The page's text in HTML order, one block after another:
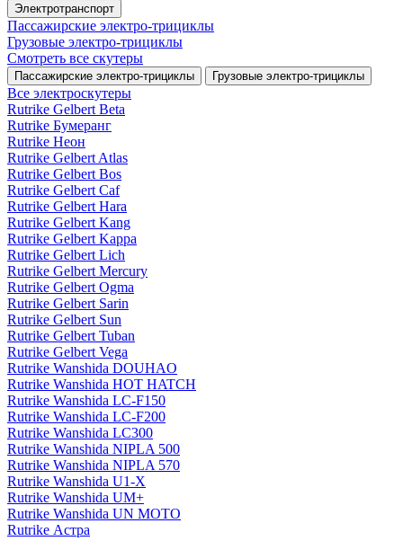
Электротранспорт
Пассажирские электро‑трициклы
Грузовые электро‑трициклы
Смотреть все скутеры
Пассажирские электро‑трициклы Грузовые электро‑трициклы
Все электро­скутеры
Rutrike Gelbert Beta
Rutrike Бумеранг
Rutrike Неон
Rutrike Gelbert Atlas
Rutrike Gelbert Bos
Rutrike Gelbert Caf
Rutrike Gelbert Hara
Rutrike Gelbert Kang
Rutrike Gelbert Kappa
Rutrike Gelbert Lich
Rutrike Gelbert Mercury
Rutrike Gelbert Ogma
Rutrike Gelbert Sarin
Rutrike Gelbert Sun
Rutrike Gelbert Tuban
Rutrike Gelbert Vega
Rutrike Wanshida DOUHAO
Rutrike Wanshida HOT HATCH
Rutrike Wanshida LC-F150
Rutrike Wanshida LC-F200
Rutrike Wanshida LC300
Rutrike Wanshida NIPLA 500
Rutrike Wanshida NIPLA 570
Rutrike Wanshida U1-X
Rutrike Wanshida UM+
Rutrike Wanshida UN MOTO
Rutrike Астра